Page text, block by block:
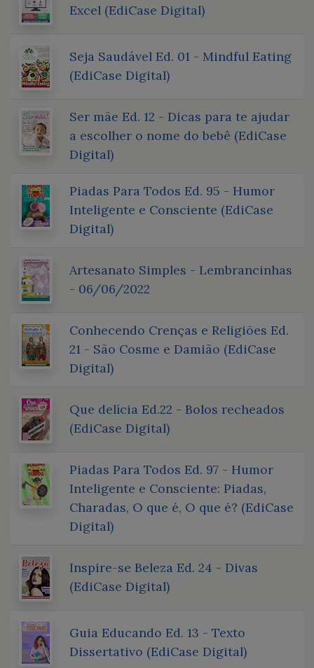
Excel (EdiCase Digital)
Seja Saudável Ed. 01 - Mindful Eating
(EdiCase Digital)
Ser mãe Ed. 12 - Dicas para te ajudar
a escolher o nome do bebê (EdiCase
Digital)
Piadas Para Todos Ed. 95 - Humor
Inteligente e Consciente (EdiCase
Digital)
Artesanato Simples - Lembrancinhas
- 06/06/2022
Conhecendo Crenças e Religiões Ed.
21 - São Cosme e Damião (EdiCase
Digital)
Que delícia Ed.22 - Bolos recheados
(EdiCase Digital)
Piadas Para Todos Ed. 97 - Humor
Inteligente e Consciente: Piadas,
Charadas, O que é, O que é? (EdiCase
Digital)
Inspire-se Beleza Ed. 24 - Divas
(EdiCase Digital)
Guia Educando Ed. 13 - Texto
Dissertativo (EdiCase Digital)